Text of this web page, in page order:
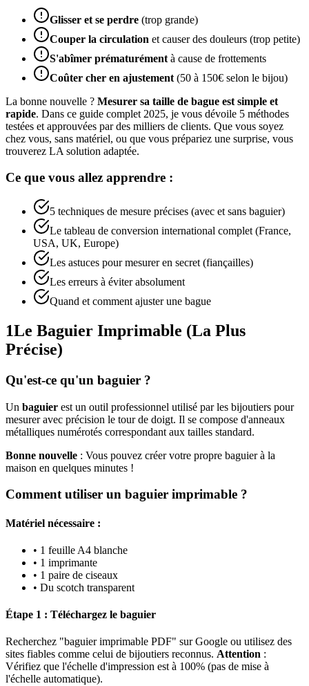
Glisser et se perdre (trop grande)
Couper la circulation et causer des douleurs (trop petite)
S'abîmer prématurément à cause de frottements
Coûter cher en ajustement (50 à 150€ selon le bijou)
La bonne nouvelle ? Mesurer sa taille de bague est simple et
rapide. Dans ce guide complet 2025, je vous dévoile 5 méthodes
testées et approuvées par des milliers de clients. Que vous soyez
chez vous, sans matériel, ou que vous prépariez une surprise, vous
trouverez LA solution adaptée.
Ce que vous allez apprendre :
5 techniques de mesure précises (avec et sans baguier)
Le tableau de conversion international complet (France,
USA, UK, Europe)
Les astuces pour mesurer en secret (fiançailles)
Les erreurs à éviter absolument
Quand et comment ajuster une bague
1Le Baguier Imprimable (La Plus
Précise)
Qu'est-ce qu'un baguier ?
Un baguier est un outil professionnel utilisé par les bijoutiers pour
mesurer avec précision le tour de doigt. Il se compose d'anneaux
métalliques numérotés correspondant aux tailles standard.
Bonne nouvelle : Vous pouvez créer votre propre baguier à la
maison en quelques minutes !
Comment utiliser un baguier imprimable ?
Matériel nécessaire :
• 1 feuille A4 blanche
• 1 imprimante
• 1 paire de ciseaux
• Du scotch transparent
Étape 1 : Téléchargez le baguier
Recherchez "baguier imprimable PDF" sur Google ou utilisez des
sites fiables comme celui de bijoutiers reconnus. Attention :
Vérifiez que l'échelle d'impression est à 100% (pas de mise à
l'échelle automatique).